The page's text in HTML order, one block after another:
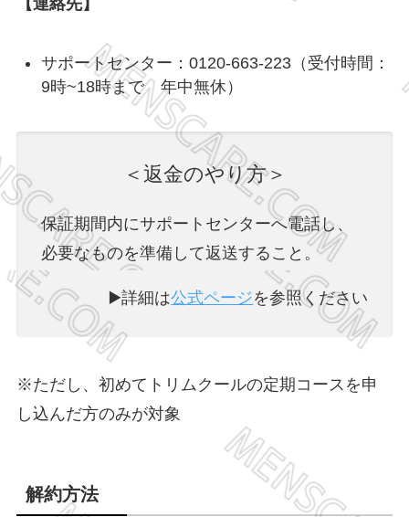
【連絡先】
サポートセンター：0120-663-223（受付時間：
9時~18時まで 年中無休）
＜返金のやり方＞
保証期間内にサポートセンターへ電話し、
必要なものを準備して返送すること。
▶️詳細は公式ページを参照ください
※ただし、初めてトリムクールの定期コースを申
し込んだ方のみが対象
解約方法